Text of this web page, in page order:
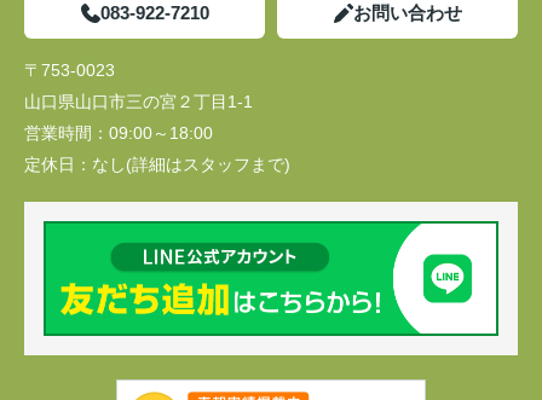
083-922-7210 お問い合わせ
〒753-0023
山口県山口市三の宮２丁目1-1
営業時間： 09:00～18:00
定休日： なし(詳細はスタッフまで)